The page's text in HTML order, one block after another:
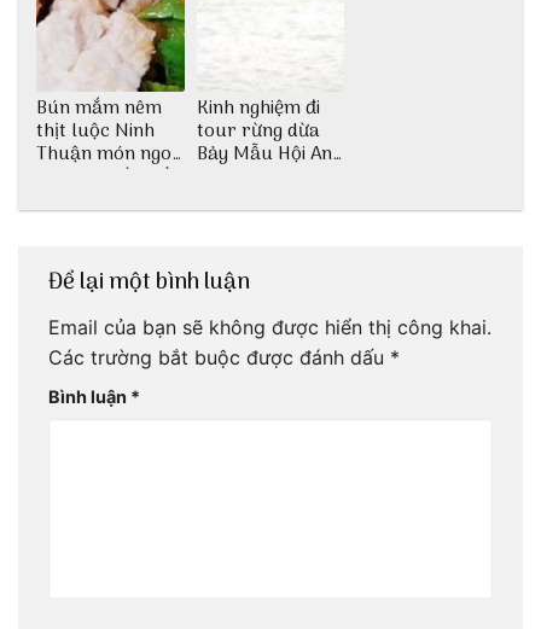
Bún mắm nêm
thịt luộc Ninh
Thuận món ngon
dân dã miền biển
Kinh nghiệm đi
tour rừng dừa
Bảy Mẫu Hội An
Để lại một bình luận
Email của bạn sẽ không được hiển thị công khai.
Các trường bắt buộc được đánh dấu *
Bình luận *